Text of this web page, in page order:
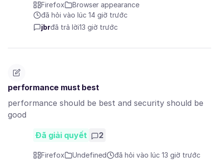
Firefox
Browser appearance
đã hỏi vào lúc 14 giờ trước
jbrđã trả lời13 giờ trước
performance must best
performance should be best and security should be
good
Đã giải quyết 2
Firefox Undefined
đã hỏi vào lúc 13 giờ trước